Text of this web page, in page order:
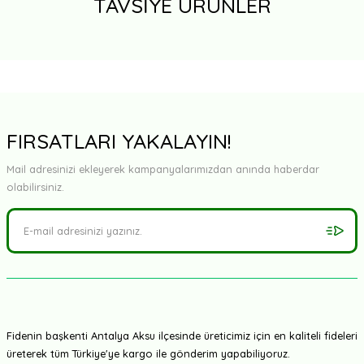
TAVSİYE ÜRÜNLER
TÜKENDİ
Kuzeyköy F1 - Köy Domatesi Fidesi
13,50 TL
FIRSATLARI YAKALAYIN!
Mail adresinizi ekleyerek kampanyalarımızdan anında haberdar
olabilirsiniz.
Fidenin başkenti Antalya Aksu ilçesinde üreticimiz için en kaliteli fideleri
üreterek tüm Türkiye'ye kargo ile gönderim yapabiliyoruz.